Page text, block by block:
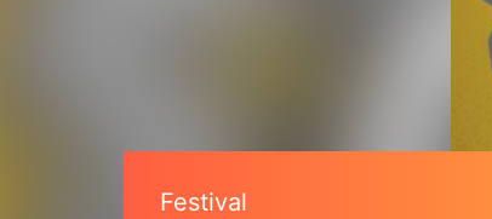
Festival